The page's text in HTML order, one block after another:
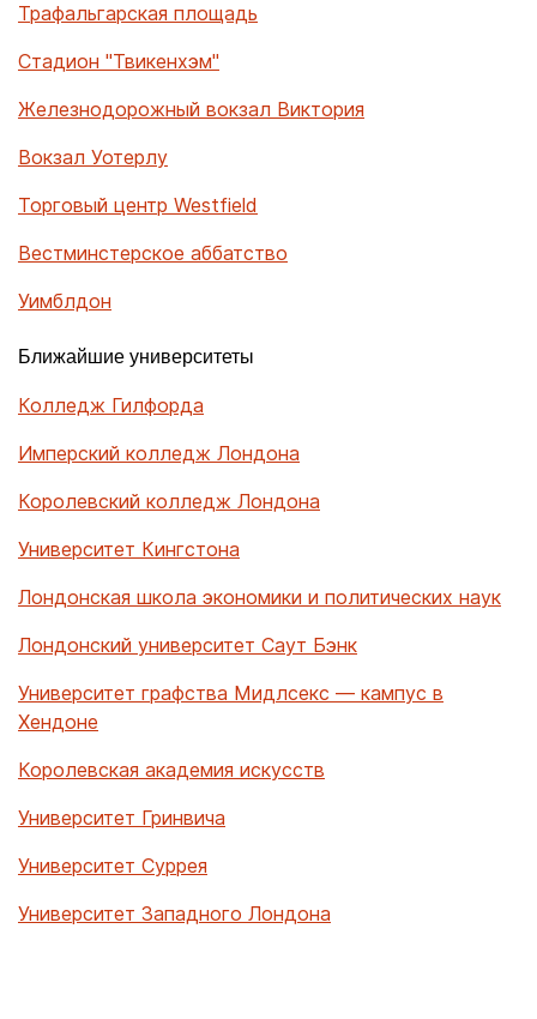
Трафальгарская площадь
Стадион "Твикенхэм"
Железнодорожный вокзал Виктория
Вокзал Уотерлу
Торговый центр Westfield
Вестминстерское аббатство
Уимблдон
Ближайшие университеты
Колледж Гилфорда
Имперский колледж Лондона
Королевский колледж Лондона
Университет Кингстона
Лондонская школа экономики и политических наук
Лондонский университет Саут Бэнк
Университет графства Мидлсекс — кампус в
Хендоне
Королевская академия искусств
Университет Гринвича
Университет Суррея
Университет Западного Лондона